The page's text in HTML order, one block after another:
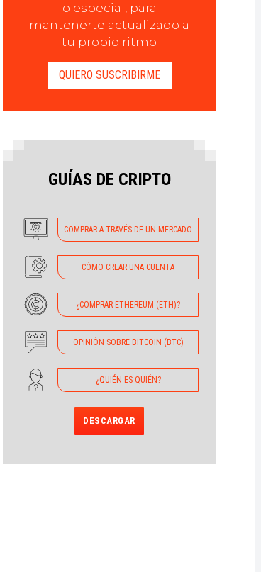
o especial, para
mantenerte actualizado a
tu propio ritmo
QUIERO SUSCRIBIRME
GUÍAS DE CRIPTO
COMPRAR A TRAVÉS DE UN MERCADO
CÓMO CREAR UNA CUENTA
¿COMPRAR ETHEREUM (ETH)?
OPINIÓN SOBRE BITCOIN (BTC)
¿QUIÉN ES QUIÉN?
DESCARGAR